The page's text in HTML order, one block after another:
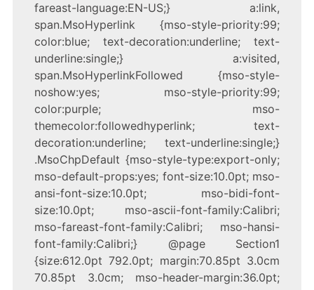
fareast-language:EN-US;} a:link,
span.MsoHyperlink {mso-style-priority:99;
color:blue; text-decoration:underline; text-
underline:single;} a:visited,
span.MsoHyperlinkFollowed {mso-style-
noshow:yes; mso-style-priority:99;
color:purple; mso-
themecolor:followedhyperlink; text-
decoration:underline; text-underline:single;}
.MsoChpDefault {mso-style-type:export-only;
mso-default-props:yes; font-size:10.0pt; mso-
ansi-font-size:10.0pt; mso-bidi-font-
size:10.0pt; mso-ascii-font-family:Calibri;
mso-fareast-font-family:Calibri; mso-hansi-
font-family:Calibri;} @page Section1
{size:612.0pt 792.0pt; margin:70.85pt 3.0cm
70.85pt 3.0cm; mso-header-margin:36.0pt;